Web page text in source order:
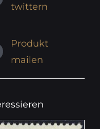
twittern
Produkt
mailen